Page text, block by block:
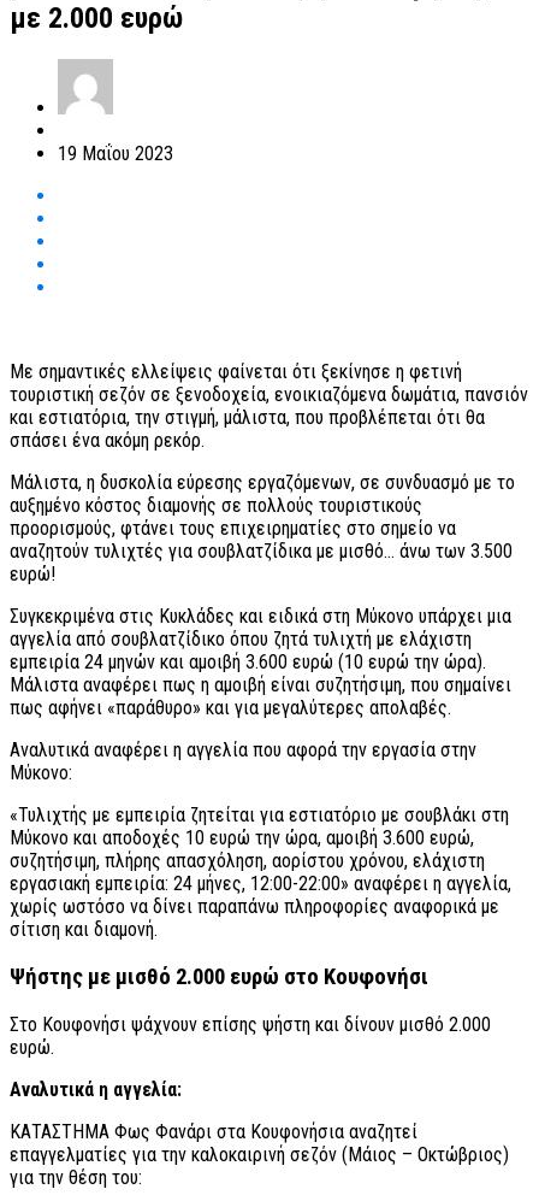
με 2.000 ευρώ
19 Μαΐου 2023
Με σημαντικές ελλείψεις φαίνεται ότι ξεκίνησε η φετινή
τουριστική σεζόν σε ξενοδοχεία, ενοικιαζόμενα δωμάτια, πανσιόν
και εστιατόρια, την στιγμή, μάλιστα, που προβλέπεται ότι θα
σπάσει ένα ακόμη ρεκόρ.
Μάλιστα, η δυσκολία εύρεσης εργαζόμενων, σε συνδυασμό με το
αυξημένο κόστος διαμονής σε πολλούς τουριστικούς
προορισμούς, φτάνει τους επιχειρηματίες στο σημείο να
αναζητούν τυλιχτές για σουβλατζίδικα με μισθό… άνω των 3.500
ευρώ!
Συγκεκριμένα στις Κυκλάδες και ειδικά στη Μύκονο υπάρχει μια
αγγελία από σουβλατζίδικο όπου ζητά τυλιχτή με ελάχιστη
εμπειρία 24 μηνών και αμοιβή 3.600 ευρώ (10 ευρώ την ώρα).
Μάλιστα αναφέρει πως η αμοιβή είναι συζητήσιμη, που σημαίνει
πως αφήνει «παράθυρο» και για μεγαλύτερες απολαβές.
Αναλυτικά αναφέρει η αγγελία που αφορά την εργασία στην
Μύκονο:
«Τυλιχτής με εμπειρία ζητείται για εστιατόριο με σουβλάκι στη
Μύκονο και αποδοχές 10 ευρώ την ώρα, αμοιβή 3.600 ευρώ,
συζητήσιμη, πλήρης απασχόληση, αορίστου χρόνου, ελάχιστη
εργασιακή εμπειρία: 24 μήνες, 12:00-22:00» αναφέρει η αγγελία,
χωρίς ωστόσο να δίνει παραπάνω πληροφορίες αναφορικά με
σίτιση και διαμονή.
Ψήστης με μισθό 2.000 ευρώ στο Κουφονήσι
Στο Κουφονήσι ψάχνουν επίσης ψήστη και δίνουν μισθό 2.000
ευρώ.
Αναλυτικά η αγγελία:
ΚΑΤΑΣΤΗΜΑ Φως Φανάρι στα Κουφονήσια αναζητεί
επαγγελματίες για την καλοκαιρινή σεζόν (Μάιος – Οκτώβριος)
για την θέση του: